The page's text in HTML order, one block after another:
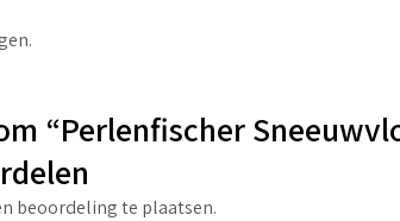
“Perlenfischer
beoordeling te plaatsen.